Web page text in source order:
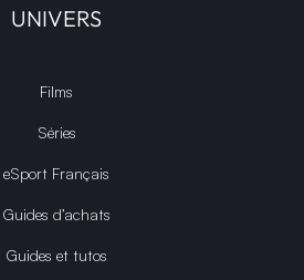
UNIVERS
Films
Séries
eSport Français
Guides d’achats
Guides et tutos